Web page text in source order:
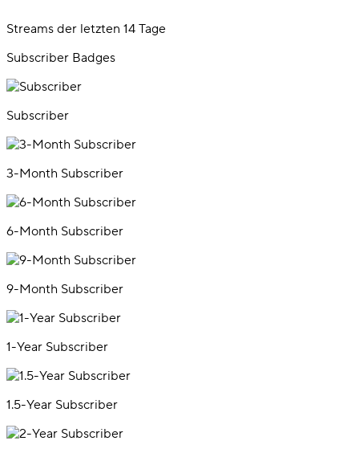
Streams der letzten 14 Tage
Subscriber Badges
Subscriber
3-Month Subscriber
6-Month Subscriber
9-Month Subscriber
1-Year Subscriber
1.5-Year Subscriber